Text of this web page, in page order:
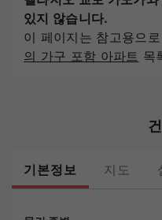
있지 않습니다.
이 페이지는 참고용으
의 가구 포함 아파트 목
기본정보 지도